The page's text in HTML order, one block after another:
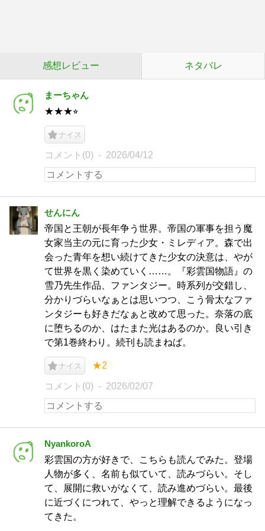
感想レビュー ネタバレ
まーちゃん
★★★⭐︎
ナイス
コメント(0) 2026/04/12
せんにん
帝国と王朝が長年争う世界。帝国の軍事を担う魔
女家当主の元に育った少女・ミレディア。森で出
会った青年を想い続けてきた少女の決意は、やが
て世界を黒く染めていく……。『彩雲国物語』の
雪乃先生作品、ファンタジー。時系列が交錯し、
分かりづらいなぁとは思いつつ、こう骨太なファ
ンタジーも好きだなぁと改めて思った。奈落の底
に堕ちるのか、はたまた光はあるのか。良い引き
で第1巻終わり。続刊も読まねば。
ナイス ★2
コメント(0) 2026/02/07
NyankoroA
彩雲国の方が好きで、こちらも読んでみた。登場
人物が多く、名前も似ていて、読みづらい。そし
て、展開に救いがなくて、読み進めづらい。最後
に近づくにつれて、やっと理解できるようになっ
てきた。